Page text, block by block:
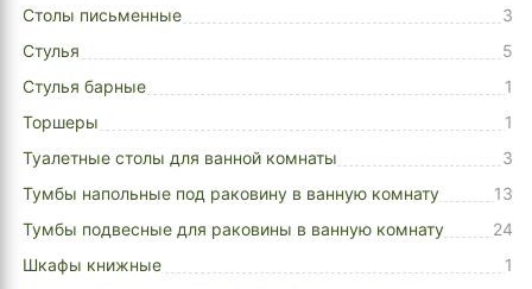
Столы письменные
3
Стулья
5
Стулья барные
1
Торшеры
1
Туалетные столы для ванной комнаты
3
Тумбы напольные под раковину в ванную комнату
13
Тумбы подвесные для раковины в ванную комнату
24
Шкафы книжные
1